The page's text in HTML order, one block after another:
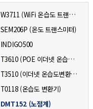
W3711 (WiFi 온습도 트랜스미터 - Indicator)
SEM206P (온도 트랜스미터)
INDIGO500
T3610 (POE 이더넷 온습도변환기)
T3510 (이더넷 온습도변환기)
T0118 (온습도 변환기)
DMT152 (노점계)